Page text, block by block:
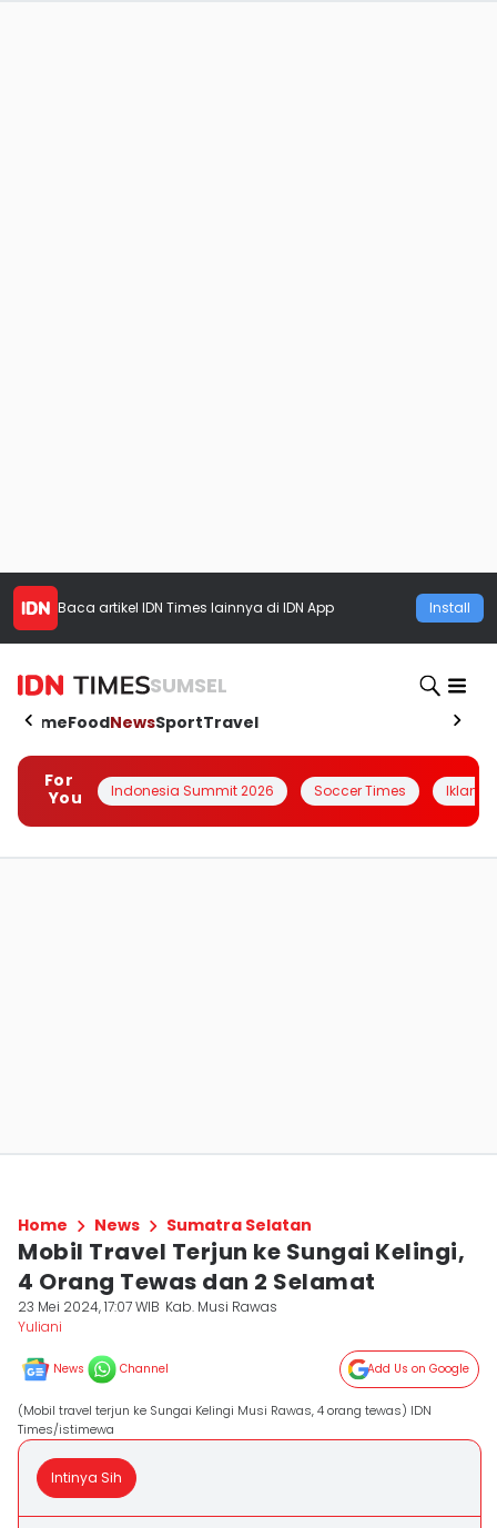
Baca artikel IDN Times lainnya di IDN App Install
SUMSEL
HomeFoodNewsSportTravel
For
You
Indonesia Summit 2026 Soccer Times Iklanin
Home News Sumatra Selatan
Mobil Travel Terjun ke Sungai Kelingi,
4 Orang Tewas dan 2 Selamat
23 Mei 2024, 17:07 WIB Kab. Musi Rawas
Yuliani
News Channel Add Us on Google
(Mobil travel terjun ke Sungai Kelingi Musi Rawas, 4 orang tewas) IDN
Times/istimewa
Intinya Sih